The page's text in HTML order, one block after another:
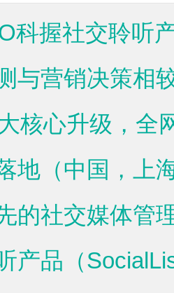
科握社交聆听
与营销决策相
核心升级，
地（中国，
社交媒体管
产品（